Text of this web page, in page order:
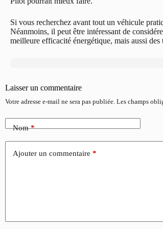
Si vous recherchez avant tout un véhicule
Néanmoins, il peut être intéressant de
meilleure efficacité énergétique, mais aussi
Laisser un commentaire
Votre adresse e-mail ne sera pas publiée. Les champs
Nom*
Ajouter un commentaire *